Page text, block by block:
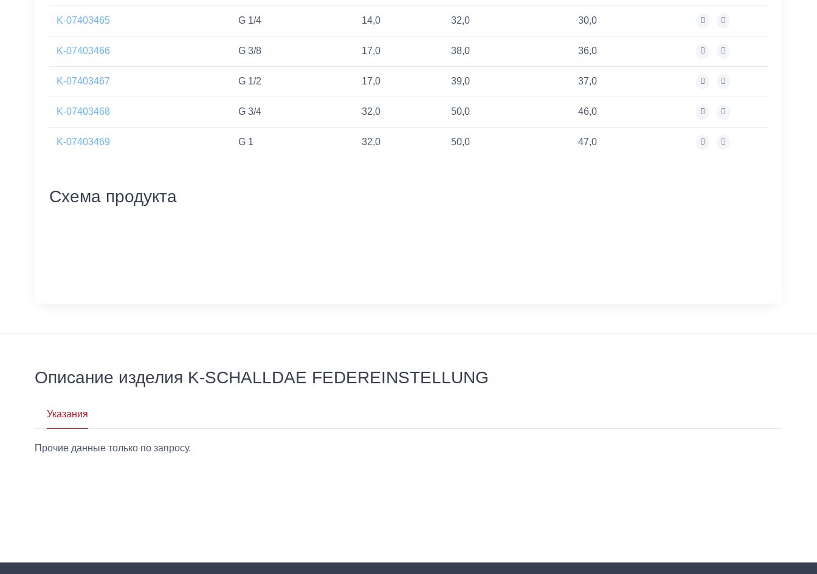
K-07403465 G 1/4 14,0 32,0 30,0
K-07403466 G 3/8 17,0 38,0 36,0
K-07403467 G 1/2 17,0 39,0 37,0
K-07403468 G 3/4 32,0 50,0 46,0
K-07403469 G 1 32,0 50,0 47,0
Схема продукта
Описание изделия K-SCHALLDAE FEDEREINSTELLUNG
Указания
Прочие данные только по запросу.